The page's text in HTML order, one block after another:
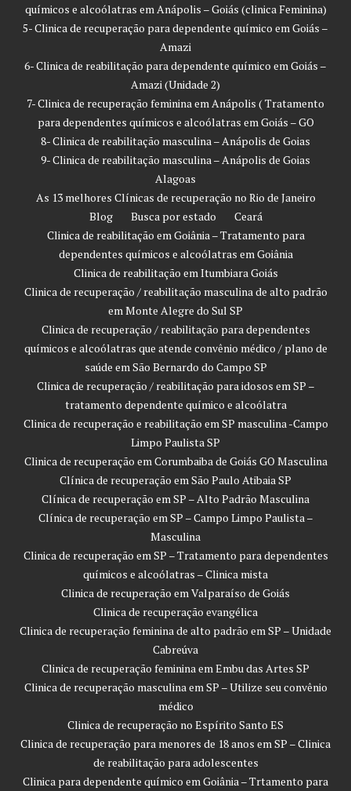
químicos e alcoólatras em Anápolis – Goiás (clinica Feminina)
5- Clinica de recuperação para dependente químico em Goiás –
Amazi
6- Clinica de reabilitação para dependente químico em Goiás –
Amazi (Unidade 2)
7- Clinica de recuperação feminina em Anápolis ( Tratamento
para dependentes químicos e alcoólatras em Goiás – GO
8- Clinica de reabilitação masculina – Anápolis de Goias
9- Clinica de reabilitação masculina – Anápolis de Goias
Alagoas
As 13 melhores Clínicas de recuperação no Rio de Janeiro
Blog
Busca por estado
Ceará
Clinica de reabilitação em Goiânia – Tratamento para
dependentes químicos e alcoólatras em Goiânia
Clinica de reabilitação em Itumbiara Goiás
Clinica de recuperação / reabilitação masculina de alto padrão
em Monte Alegre do Sul SP
Clinica de recuperação / reabilitação para dependentes
químicos e alcoólatras que atende convênio médico / plano de
saúde em São Bernardo do Campo SP
Clinica de recuperação / reabilitação para idosos em SP –
tratamento dependente químico e alcoólatra
Clinica de recuperação e reabilitação em SP masculina -Campo
Limpo Paulista SP
Clinica de recuperação em Corumbaiba de Goiás GO Masculina
Clínica de recuperação em São Paulo Atibaia SP
Clínica de recuperação em SP – Alto Padrão Masculina
Clínica de recuperação em SP – Campo Limpo Paulista –
Masculina
Clinica de recuperação em SP – Tratamento para dependentes
químicos e alcoólatras – Clinica mista
Clinica de recuperação em Valparaíso de Goiás
Clinica de recuperação evangélica
Clinica de recuperação feminina de alto padrão em SP – Unidade
Cabreúva
Clinica de recuperação feminina em Embu das Artes SP
Clinica de recuperação masculina em SP – Utilize seu convênio
médico
Clinica de recuperação no Espírito Santo ES
Clinica de recuperação para menores de 18 anos em SP – Clinica
de reabilitação para adolescentes
Clinica para dependente químico em Goiânia – Trtamento para